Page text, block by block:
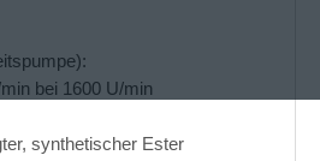
bei 1600 U/min
synthetischer Ester